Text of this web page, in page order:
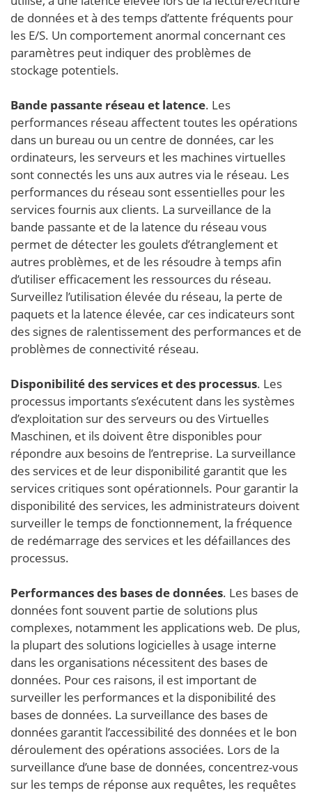
de données et à des temps d’attente fréquents pour
les E/S. Un comportement anormal concernant ces
paramètres peut indiquer des problèmes de
stockage potentiels.
Bande passante réseau et latence. Les
performances réseau affectent toutes les opérations
dans un bureau ou un centre de données, car les
ordinateurs, les serveurs et les machines virtuelles
sont connectés les uns aux autres via le réseau. Les
performances du réseau sont essentielles pour les
services fournis aux clients. La surveillance de la
bande passante et de la latence du réseau vous
permet de détecter les goulets d’étranglement et
autres problèmes, et de les résoudre à temps afin
d’utiliser efficacement les ressources du réseau.
Surveillez l’utilisation élevée du réseau, la perte de
paquets et la latence élevée, car ces indicateurs sont
des signes de ralentissement des performances et de
problèmes de connectivité réseau.
Disponibilité des services et des processus. Les
processus importants s’exécutent dans les systèmes
d’exploitation sur des serveurs ou des Virtuelles
Maschinen, et ils doivent être disponibles pour
répondre aux besoins de l’entreprise. La surveillance
des services et de leur disponibilité garantit que les
services critiques sont opérationnels. Pour garantir la
disponibilité des services, les administrateurs doivent
surveiller le temps de fonctionnement, la fréquence
de redémarrage des services et les défaillances des
processus.
Performances des bases de données. Les bases de
données font souvent partie de solutions plus
complexes, notamment les applications web. De plus,
la plupart des solutions logicielles à usage interne
dans les organisations nécessitent des bases de
données. Pour ces raisons, il est important de
surveiller les performances et la disponibilité des
bases de données. La surveillance des bases de
données garantit l’accessibilité des données et le bon
déroulement des opérations associées. Lors de la
surveillance d’une base de données, concentrez-vous
sur les temps de réponse aux requêtes, les requêtes